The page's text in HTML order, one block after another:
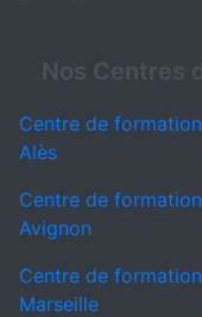
Nos Centres
Centre de formation
Alès
Centre de formation
Avignon
Centre de formation
Marseille